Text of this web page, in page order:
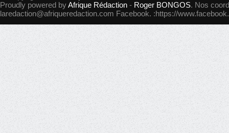
Proudly powered byAfrique Rédaction - Roger BONGOS. Nos
laredaction@afriqueredaction.com Facebook. :https://